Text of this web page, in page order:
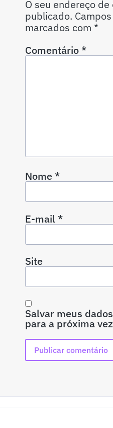
O seu endereço
publicado.
marcados com *
Comentário*
Nome*
E-mail*
Site
Salvar meus
para a próxima